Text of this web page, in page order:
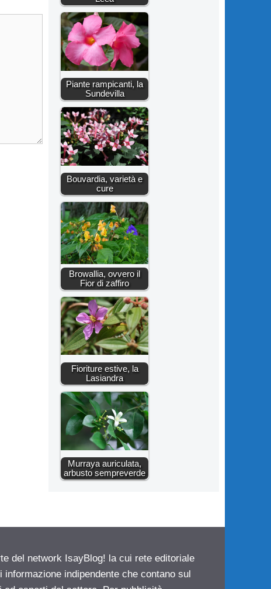
Piante rampicanti, la
Sundevilla
Bouvardia, varietà e
cure
Browallia, ovvero il
Fior di zaffiro
Fioriture estive, la
Lasiandra
Murraya auriculata,
arbusto sempreverde
del network IsayBlog! la cui rete editoriale
indipendente che contano sul